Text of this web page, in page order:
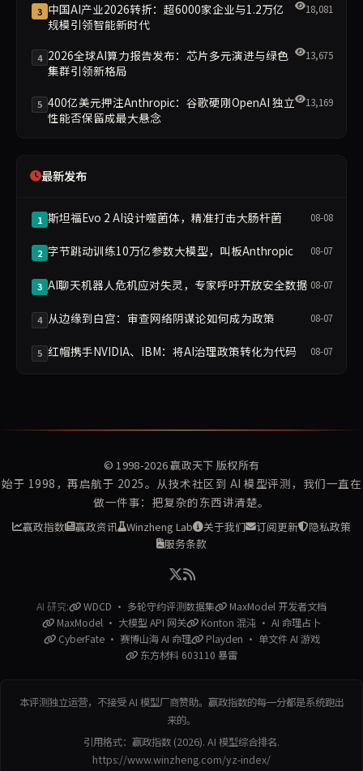
3 中国AI产业2026转折：超6000家企业与1.2万亿
规模引领智能新时代
18,081
4 2026全球AI算力报告发布：芯片多元演进与绿色
集群引领新格局
13,675
5 400亿美元押注Anthropic：谷歌硬刚OpenAI 独立
性能否保留成最大悬念
13,169
最新发布
1 斯坦福Evo 2 AI设计噬菌体，精准打击大肠杆菌 08-08
2 字节跳动训练10万亿参数大模型，叫板Anthropic 08-07
3 AI聊天机器人危机应对失灵，专家呼吁开放安全数据 08-07
4 从边缘到白宫：审查网络阴谋论如何成为政策 08-07
5 红帽携手NVIDIA、IBM：将AI治理政策转化为代码 08-07
© 1998-2026赢政天下 版权所有
始于 1998，再启航于 2025。从技术社区到 AI 模型评测，我们一直在
做一件事：把复杂的东西讲清楚。
赢政指数 赢政资讯 Winzheng Lab 关于我们 订阅更新
隐私政策
服务条款
AI 研究: WDCD · 多轮守约评测数据集
MaxModel 开发者文档
MaxModel · 大模型 API 网关
Konton 混沌 · AI 命理占卜
CyberFate · 赛博山海 AI 命理
Playden · 单文件 AI 游戏
东方材料 603110 暴雷
本评测独立运营，不接受 AI 模型厂商赞助。赢政指数的每一分都是系统跑出
来的。
引用格式：赢政指数 (2026). AI 模型综合排名.
https://www.winzheng.com/yz-index/